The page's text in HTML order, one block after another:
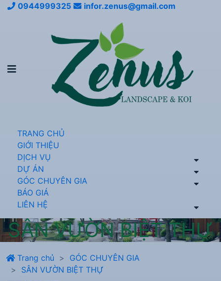
0944999325 infor.zenus@gmail.com
TRANG CHỦ
GIỚI THIỆU
DỊCH VỤ
DỰ ÁN
GÓC CHUYÊN GIA
BÁO GIÁ
LIÊN HỆ
SÂN VƯỜN BIỆT THỰ
Trang chủ
GÓC CHUYÊN GIA
SÂN VƯỜN BIỆT THỰ